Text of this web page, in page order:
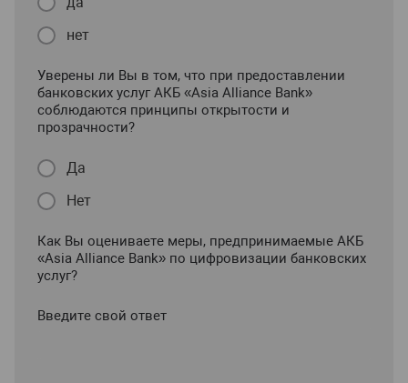
нет
Уверены ли Вы в том, что при предоставлении
банковских услуг АКБ «Asia Alliance Bank»
соблюдаются принципы открытости и
прозрачности?
Да
Нет
Как Вы оцениваете меры, предпринимаемые АКБ
«Asia Alliance Bank» по цифровизации банковских
услуг?
Введите свой ответ